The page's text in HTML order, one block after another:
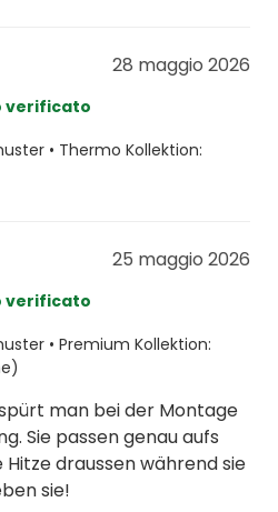
28 maggio 2026
verificato
• Thermo Kollektion:
25 maggio 2026
verificato
• Premium Kollektion:
man bei der Montage
Sie passen genau aufs
draussen während sie
sie!